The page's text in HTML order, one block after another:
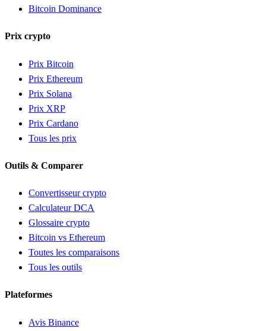
Bitcoin Dominance
Prix crypto
Prix Bitcoin
Prix Ethereum
Prix Solana
Prix XRP
Prix Cardano
Tous les prix
Outils & Comparer
Convertisseur crypto
Calculateur DCA
Glossaire crypto
Bitcoin vs Ethereum
Toutes les comparaisons
Tous les outils
Plateformes
Avis Binance